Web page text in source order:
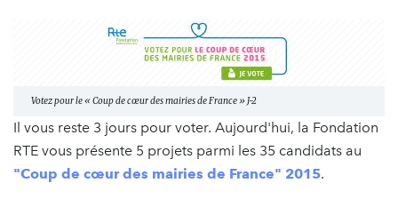
Votez pour le « Coup de cœur des mairies de France » J-2
Il vous reste 3 jours pour voter. Aujourd'hui, la Fondation
RTE vous présente 5 projets parmi les 35 candidats au
"Coup de cœur des mairies de France" 2015.